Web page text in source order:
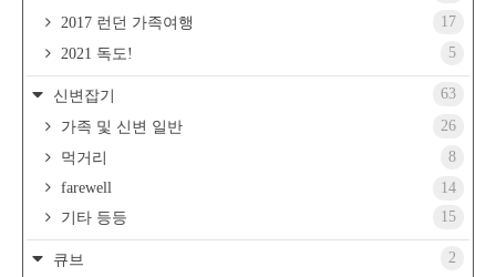
2017 런던 가족여행
17
2021 독도!
5
신변잡기
63
가족 및 신변 일반
26
먹거리
8
farewell
14
기타 등등
15
큐브 2